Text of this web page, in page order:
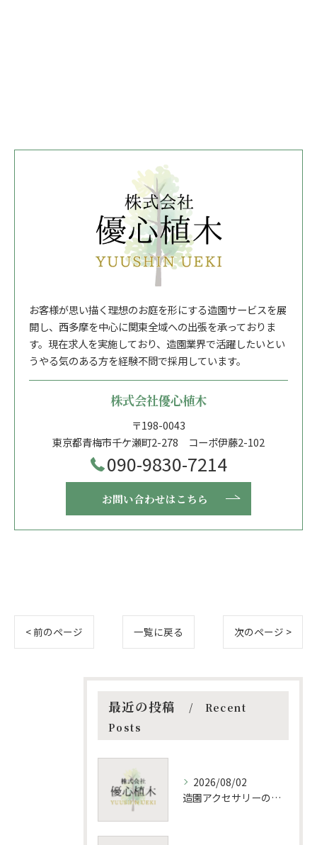
お客様が思い描く理想のお庭を形にする造園サービスを展
開し、西多摩を中心に関東全域への出張を承っておりま
す。現在求人を実施しており、造園業界で活躍したいとい
うやる気のある方を経験不問で採用しています。
株式会社優心植木
〒198-0043
東京都青梅市千ケ瀬町2-278 コーポ伊藤2-102
090-9830-7214
お問い合わせはこちら
< 前のページ 一覧に戻る 次のページ >
最近の投稿
Recent
Posts
2026/08/02
造園アクセサリーの種類と用途一覧初心者に最適な揃え方と選び方ガイド